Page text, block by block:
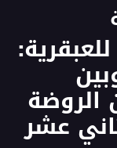
الروضة
عشر